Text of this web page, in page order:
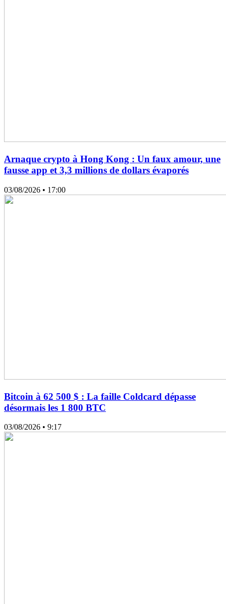
Arnaque crypto à Hong Kong : Un faux amour, une
fausse app et 3,3 millions de dollars évaporés
03/08/2026 • 17:00
Bitcoin à 62 500 $ : La faille Coldcard dépasse
désormais les 1 800 BTC
03/08/2026 • 9:17